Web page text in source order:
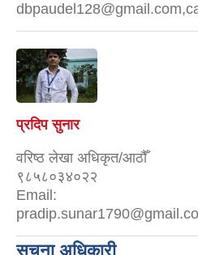
प्रदिप सुनार
वरिष्ठ लेखा अधिकृत/आठौँ
९८५८०३४०२२
Email:
सुचना अधिकारी